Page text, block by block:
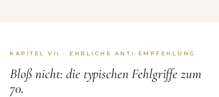
KAPITEL VII · EHRLICHE ANTI-EMPFEHLUNG
Bloß nicht: die typischen Fehlgriffe zum
70.